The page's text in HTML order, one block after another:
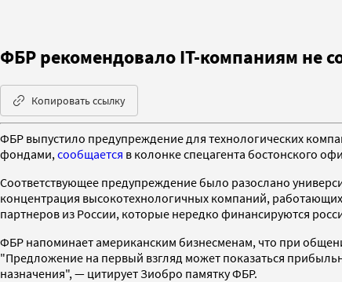
ФБР рекомендовало IT-компаниям не
Копировать ссылку
ФБР выпустило предупреждение для технологических
фондами, сообщается в колонке спецагента бостонского
Соответствующее предупреждение было разослано
концентрация высокотехнологичных компаний,
партнеров из России, которые нередко финансируются
ФБР напоминает американским бизнесменам, что при
"Предложение на первый взгляд может показаться
назначения", — цитирует Зиобро памятку ФБР.